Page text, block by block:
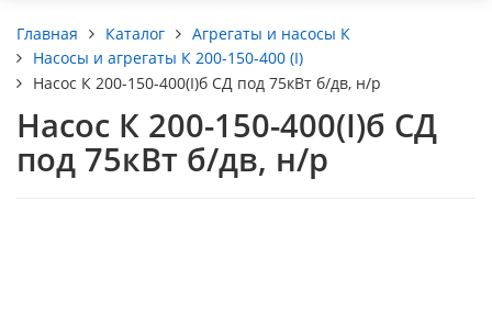
Главная Каталог
Агрегаты и насосы К
Насосы и агрегаты К 200-150-400 (I)
Насос К 200-150-400(I)б СД под 75кВт б/дв, н/р
Насос К 200-150-400(I)б СД
под 75кВт б/дв, н/р